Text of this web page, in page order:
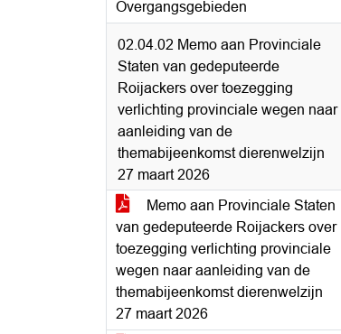
Overgangsgebieden
02.04.02 Memo aan Provinciale
Staten van gedeputeerde
Roijackers over toezegging
verlichting provinciale wegen naar
aanleiding van de
themabijeenkomst dierenwelzijn
27 maart 2026
Memo aan Provinciale Staten
van gedeputeerde Roijackers over
toezegging verlichting provinciale
wegen naar aanleiding van de
themabijeenkomst dierenwelzijn
27 maart 2026